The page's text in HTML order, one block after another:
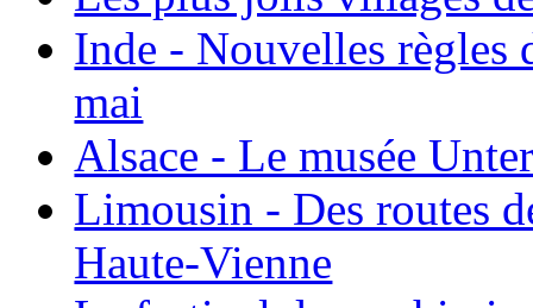
Inde - Nouvelles règles
mai
Alsace - Le musée
Limousin - Des routes
Haute-Vienne